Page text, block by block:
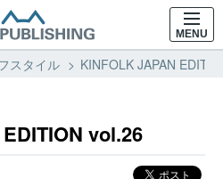
MENU
スタイル KINFOLK JAPAN
vol.26